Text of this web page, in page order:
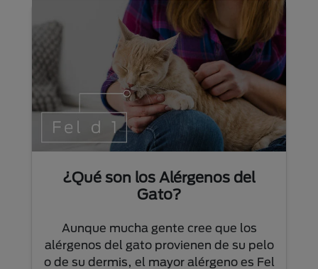
¿Qué son los Alérgenos del
Gato?
Aunque mucha gente cree que los
alérgenos del gato provienen de su pelo
o de su dermis, el mayor alérgeno es Fel